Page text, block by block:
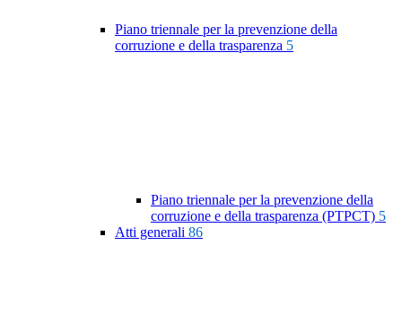
Piano triennale per la prevenzione della
corruzione e della trasparenza 5
Piano triennale per la prevenzione della
corruzione e della trasparenza (PTPCT) 5
Atti generali 86